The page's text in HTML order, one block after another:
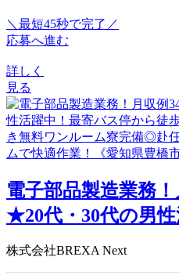
＼最短45秒で完了／
応募へ進む
詳しく
見る
電子部品製造業務
★20代・30代の男
株式会社BREXA Next